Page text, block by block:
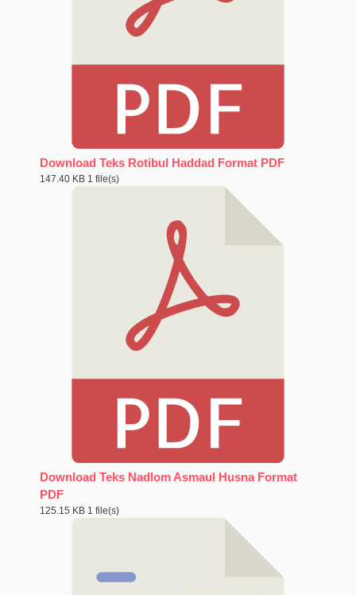
Download Teks Rotibul Haddad Format PDF
147.40 KB 1 file(s)
Download Teks Nadlom Asmaul Husna Format
PDF
125.15 KB 1 file(s)